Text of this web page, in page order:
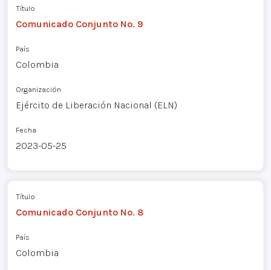
Título
Comunicado Conjunto No. 9
País
Colombia
Organización
Ejército de Liberación Nacional (ELN)
Fecha
2023-05-25
Título
Comunicado Conjunto No. 8
País
Colombia